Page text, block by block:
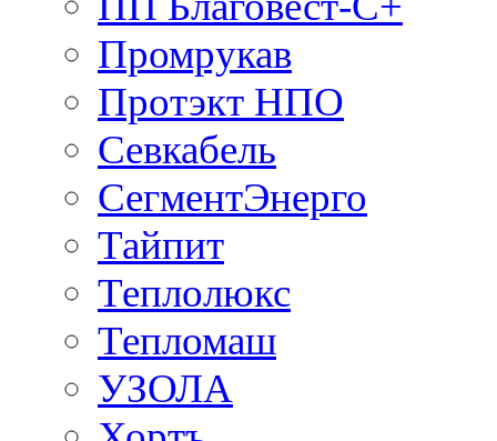
Промрукав
Протэкт НПО
Севкабель
СегментЭнерго
Тайпит
Теплолюкс
Тепломаш
УЗОЛА